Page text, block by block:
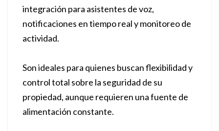
integración para asistentes de voz,
notificaciones en tiempo real y monitoreo de
actividad.
Son ideales para quienes buscan flexibilidad y
control total sobre la seguridad de su
propiedad, aunque requieren una fuente de
alimentación constante.